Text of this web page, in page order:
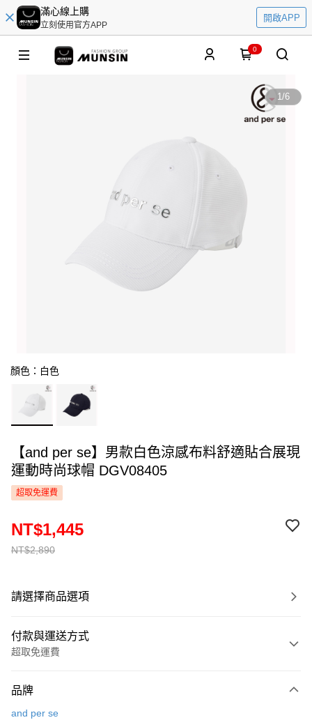
滿心線上購
立刻使用官方APP
開啟APP
0
1/6
顏色：白色
【and per se】男款白色涼感布料舒適貼合展現
運動時尚球帽 DGV08405
超取免運費
NT$2,890
NT$1,445
請選擇商品選項
付款與運送方式
超取免運費
信用卡一次付款
品牌
and per se